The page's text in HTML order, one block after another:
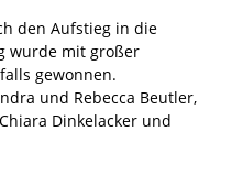
den Aufstieg in die
wurde mit großer
gewonnen.
und Rebecca Beutler,
Dinkelacker und